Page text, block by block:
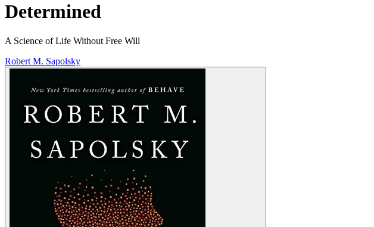
Determined
A Science of Life Without Free Will
Robert M. Sapolsky